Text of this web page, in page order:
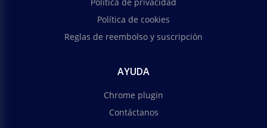
Política de privacidad
Política de cookies
Reglas de reembolso y suscripción
AYUDA
Chrome plugin
Contáctanos